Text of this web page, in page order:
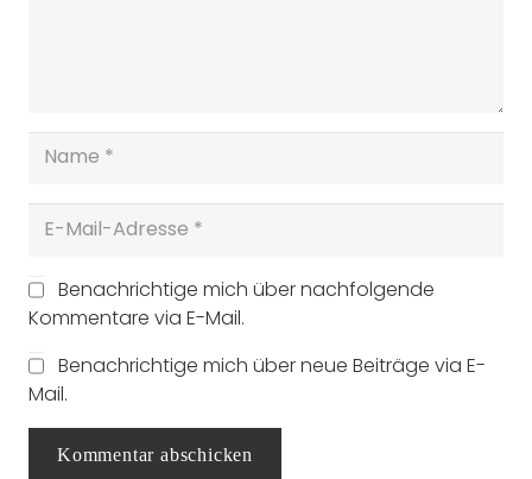
Benachrichtige mich über nachfolgende
Kommentare via E-Mail.
Benachrichtige mich über neue Beiträge via E-
Mail.
Kommentar abschicken